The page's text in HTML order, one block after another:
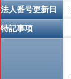
法人番号更新日
特記事項